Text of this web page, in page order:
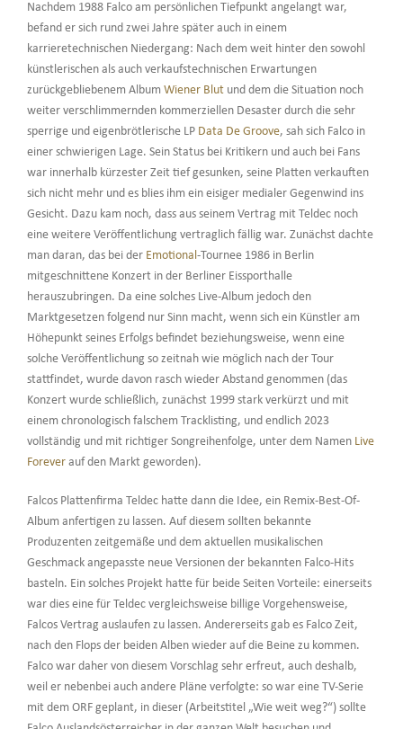
Nachdem 1988 Falco am persönlichen Tiefpunkt angelangt war,
befand er sich rund zwei Jahre später auch in einem
karrieretechnischen Niedergang: Nach dem weit hinter den sowohl
künstlerischen als auch verkaufstechnischen Erwartungen
zurückgebliebenem Album Wiener Blutund dem die Situation noch
weiter verschlimmernden kommerziellen Desaster durch die sehr
sperrige und eigenbrötlerische LP Data De Groove, sah sich Falco in
einer schwierigen Lage. Sein Status bei Kritikern und auch bei Fans
war innerhalb kürzester Zeit tief gesunken, seine Platten verkauften
sich nicht mehr und es blies ihm ein eisiger medialer Gegenwind ins
Gesicht. Dazu kam noch, dass aus seinem Vertrag mit Teldec noch
eine weitere Veröffentlichung vertraglich fällig war. Zunächst dachte
man daran, das bei der Emotional-Tournee 1986 in Berlin
mitgeschnittene Konzert in der Berliner Eissporthalle
herauszubringen. Da eine solches Live-Album jedoch den
Marktgesetzen folgend nur Sinn macht, wenn sich ein Künstler am
Höhepunkt seines Erfolgs befindet beziehungsweise, wenn eine
solche Veröffentlichung so zeitnah wie möglich nach der Tour
stattfindet, wurde davon rasch wieder Abstand genommen (das
Konzert wurde schließlich, zunächst 1999 stark verkürzt und mit
einem chronologisch falschem Tracklisting, und endlich 2023
vollständig und mit richtiger Songreihenfolge, unter dem Namen Live
Foreverauf den Markt geworden).
Falcos Plattenfirma Teldec hatte dann die Idee, ein Remix-Best-Of-
Album anfertigen zu lassen. Auf diesem sollten bekannte
Produzenten zeitgemäße und dem aktuellen musikalischen
Geschmack angepasste neue Versionen der bekannten Falco-Hits
basteln. Ein solches Projekt hatte für beide Seiten Vorteile: einerseits
war dies eine für Teldec vergleichsweise billige Vorgehensweise,
Falcos Vertrag auslaufen zu lassen. Andererseits gab es Falco Zeit,
nach den Flops der beiden Alben wieder auf die Beine zu kommen.
Falco war daher von diesem Vorschlag sehr erfreut, auch deshalb,
weil er nebenbei auch andere Pläne verfolgte: so war eine TV-Serie
mit dem ORF geplant, in dieser (Arbeitstitel „Wie weit weg?“) sollte